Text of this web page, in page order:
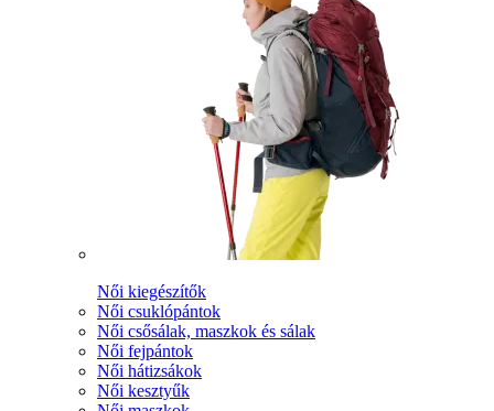
Női kiegészítők
Női csuklópántok
Női csősálak, maszkok és sálak
Női fejpántok
Női hátizsákok
Női kesztyűk